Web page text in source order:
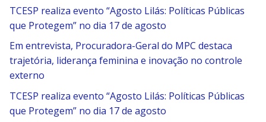
TCESP realiza evento “Agosto Lilás: Políticas Públicas
que Protegem” no dia 17 de agosto
Em entrevista, Procuradora-Geral do MPC destaca
trajetória, liderança feminina e inovação no controle
externo
TCESP realiza evento “Agosto Lilás: Políticas Públicas
que Protegem” no dia 17 de agosto